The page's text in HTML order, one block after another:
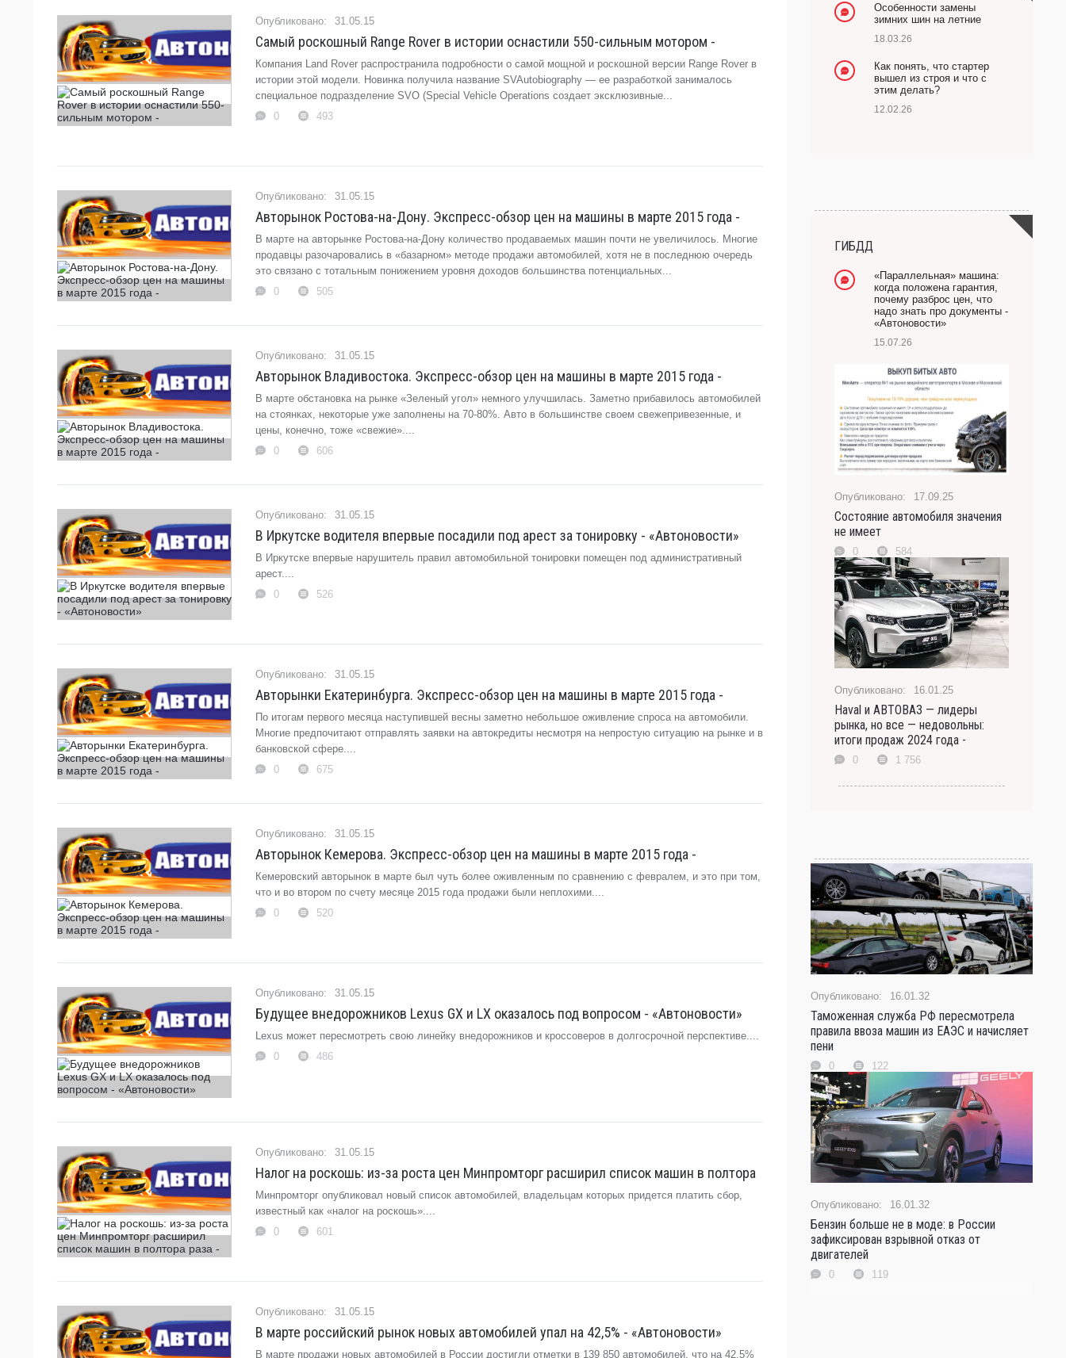
31.05.15
Самый роскошный Range Rover в истории оснастили 550-сильным мотором -
Компания Land Rover распространила подробности о самой мощной и роскошной версии Range Rover в
истории этой модели. Новинка получила название SVAutobiography — ее разработкой занималось
специальное подразделение SVO (Special Vehicle Operations создает эксклюзивные...
0
493
31.05.15
Авторынок Ростова-на-Дону. Экспресс-обзор цен на машины в марте 2015 года -
В марте на авторынке Ростова-на-Дону количество продаваемых машин почти не увеличилось. Многие
продавцы разочаровались в «базарном» методе продажи автомобилей, хотя не в последнюю очередь
это связано с тотальным понижением уровня доходов большинства потенциальных...
0
505
31.05.15
Авторынок Владивостока. Экспресс-обзор цен на машины в марте 2015 года -
В марте обстановка на рынке «Зеленый угол» немного улучшилась. Заметно прибавилось автомобилей
на стоянках, некоторые уже заполнены на 70-80%. Авто в большинстве своем свежепривезенные, и
цены, конечно, тоже «свежие»....
0
606
31.05.15
В Иркутске водителя впервые посадили под арест за тонировку - «Автоновости»
В Иркутске впервые нарушитель правил автомобильной тонировки помещен под административный
арест....
0
526
31.05.15
Авторынки Екатеринбурга. Экспресс-обзор цен на машины в марте 2015 года -
По итогам первого месяца наступившей весны заметно небольшое оживление спроса на автомобили.
Многие предпочитают отправлять заявки на автокредиты несмотря на непростую ситуацию на рынке и в
банковской сфере....
0
675
31.05.15
Авторынок Кемерова. Экспресс-обзор цен на машины в марте 2015 года -
Кемеровский авторынок в марте был чуть более оживленным по сравнению с февралем, и это при том,
что и во втором по счету месяце 2015 года продажи были неплохими....
0
520
31.05.15
Будущее внедорожников Lexus GX и LX оказалось под вопросом - «Автоновости»
Lexus может пересмотреть свою линейку внедорожников и кроссоверов в долгосрочной перспективе....
0
486
31.05.15
Налог на роскошь: из-за роста цен Минпромторг расширил список машин в полтора
Минпромторг опубликовал новый список автомобилей, владельцам которых придется платить сбор,
известный как «налог на роскошь»....
0
601
31.05.15
В марте российский рынок новых автомобилей упал на 42,5% - «Автоновости»
В марте продажи новых автомобилей в России достигли отметки в 139 850 автомобилей, что на 42,5%
Особенности замены
зимних шин на летние
18.03.26
Как понять, что стартер
вышел из строя и что с
этим делать?
12.02.26
ГИБДД
«Параллельная» машина:
когда положена гарантия,
почему разброс цен, что
надо знать про документы -
«Автоновости»
15.07.26
17.09.25
Состояние автомобиля значения
не имеет
0 584
16.01.25
Haval и АВТОВАЗ — лидеры
рынка, но все — недовольны:
итоги продаж 2024 года -
0 1 756
16.01.32
Таможенная служба РФ пересмотрела
правила ввоза машин из ЕАЭС и начисляет
пени
0 122
16.01.32
Бензин больше не в моде: в России
зафиксирован взрывной отказ от
двигателей
0 119